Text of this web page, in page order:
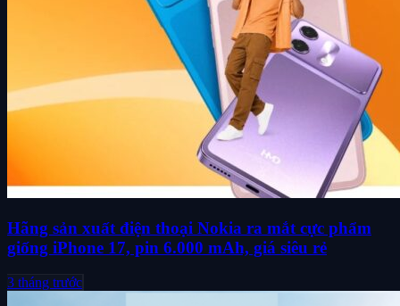
Hãng sản xuất điện thoại Nokia ra mắt cực phẩm
giống iPhone 17, pin 6.000 mAh, giá siêu rẻ
3 tháng trước